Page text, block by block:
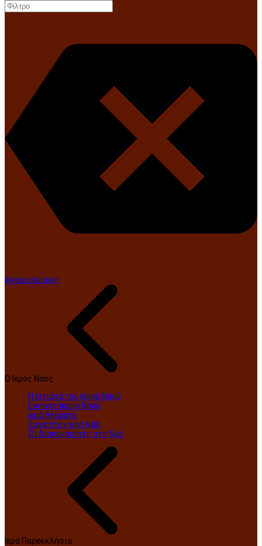
Ανακοινώσεις
Ο Ιερός Ναός
Η Ιστορία του Ιερού Ναού
Εικόνες Ιερού Ναού
Ιερά Λείψανα
Έργα στον Ιερό Ναό
Οι Διακονούντες στο Ναό
Ιερά Παρεκκλήσια